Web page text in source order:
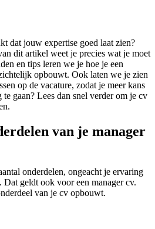
dat jouw expertise goed laat zien?
dit artikel weet je precies wat je moet
en tips leren we je hoe je een
opbouwt. Ook laten we je zien
op de vacature, zodat je meer kans
gaan? Lees dan snel verder om je cv
van je manager
onderdelen, ongeacht je ervaring
geldt ook voor een manager cv.
van je cv opbouwt.